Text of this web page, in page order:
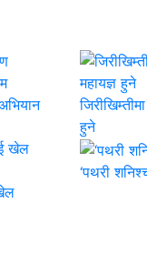
हुने
‘पथरी